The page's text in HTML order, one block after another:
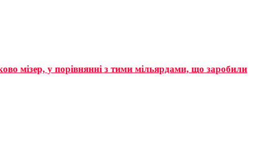
мізер, у порівнянні з тими мільярдами, що заробили